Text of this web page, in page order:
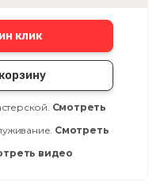
клик
Смотреть
Смотреть
видео